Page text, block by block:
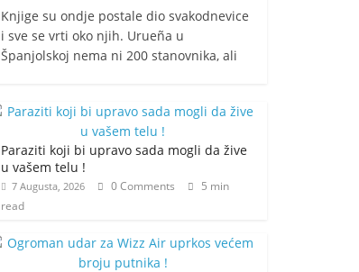
Knjige su ondje postale dio svakodnevice
i sve se vrti oko njih. Urueña u
Španjolskoj nema ni 200 stanovnika, ali
Paraziti koji bi upravo sada mogli da žive
u vašem telu !
7 Augusta, 2026 0 Comments
5 min
read